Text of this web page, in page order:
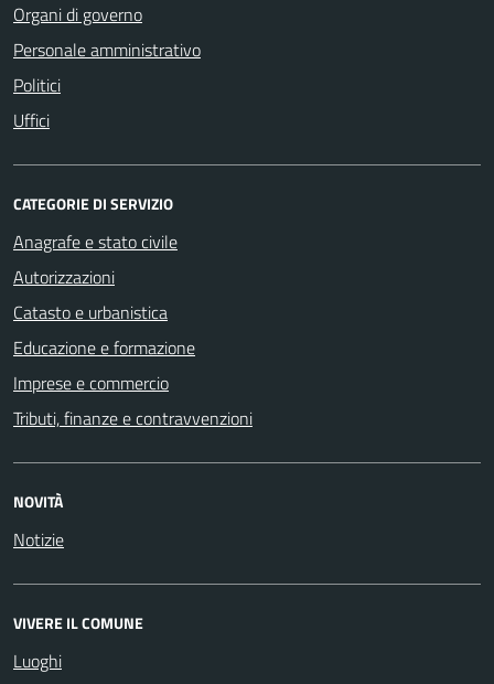
Organi di governo
Personale amministrativo
Politici
Uffici
CATEGORIE DI SERVIZIO
Anagrafe e stato civile
Autorizzazioni
Catasto e urbanistica
Educazione e formazione
Imprese e commercio
Tributi, finanze e contravvenzioni
NOVITÀ
Notizie
VIVERE IL COMUNE
Luoghi